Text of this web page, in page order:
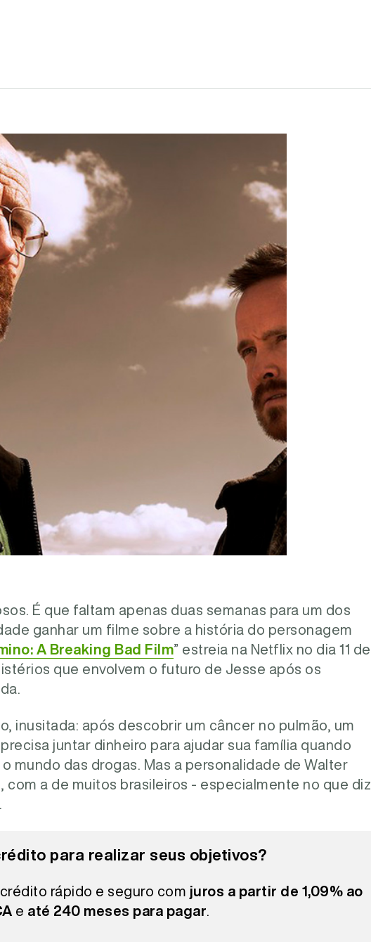
É que faltam apenas duas semanas para um dos
ganhar um filme sobre a história do personagem
A Breaking Bad Film” estreia na Netflix no dia 11 de
que envolvem o futuro de Jesse após os
inusitada: após descobrir um câncer no pulmão, um
juntar dinheiro para ajudar sua família quando
mundo das drogas. Mas a personalidade de Walter
com a de muitos brasileiros - especialmente no que diz
para realizar seus objetivos?
rápido e seguro com juros a partir de 1,09% ao
e até 240 meses para pagar